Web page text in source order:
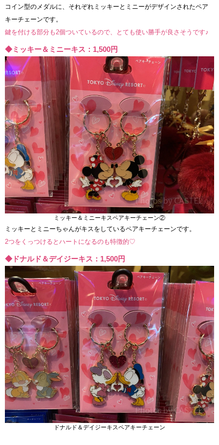
コイン型のメダルに、それぞれミッキーとミニーがデザインされたペア
キーチェーンです。
鍵を付ける部分も2個ついているので、とても使い勝手が良さそうです♪
◆ミッキー＆ミニーキス：1,500円
ミッキー＆ミニーキスペアキーチェーン②
ミッキーとミニーちゃんがキスをしているペアキーチェーンです。
2つをくっつけるとハートになるのも特徴的♡
◆ドナルド＆デイジーキス：1,500円
ドナルド＆デイジーキスペアキーチェーン